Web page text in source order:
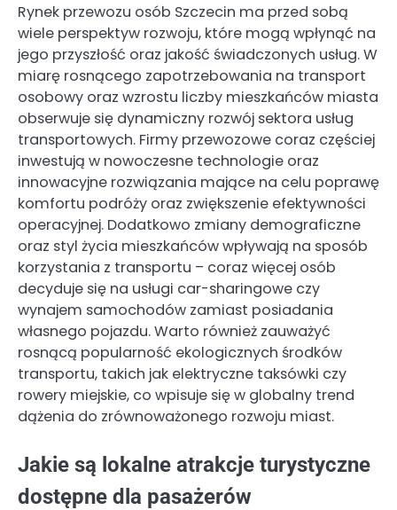
Rynek przewozu osób Szczecin ma przed sobą
wiele perspektyw rozwoju, które mogą wpłynąć na
jego przyszłość oraz jakość świadczonych usług. W
miarę rosnącego zapotrzebowania na transport
osobowy oraz wzrostu liczby mieszkańców miasta
obserwuje się dynamiczny rozwój sektora usług
transportowych. Firmy przewozowe coraz częściej
inwestują w nowoczesne technologie oraz
innowacyjne rozwiązania mające na celu poprawę
komfortu podróży oraz zwiększenie efektywności
operacyjnej. Dodatkowo zmiany demograficzne
oraz styl życia mieszkańców wpływają na sposób
korzystania z transportu – coraz więcej osób
decyduje się na usługi car-sharingowe czy
wynajem samochodów zamiast posiadania
własnego pojazdu. Warto również zauważyć
rosnącą popularność ekologicznych środków
transportu, takich jak elektryczne taksówki czy
rowery miejskie, co wpisuje się w globalny trend
dążenia do zrównoważonego rozwoju miast.
Jakie są lokalne atrakcje turystyczne
dostępne dla pasażerów